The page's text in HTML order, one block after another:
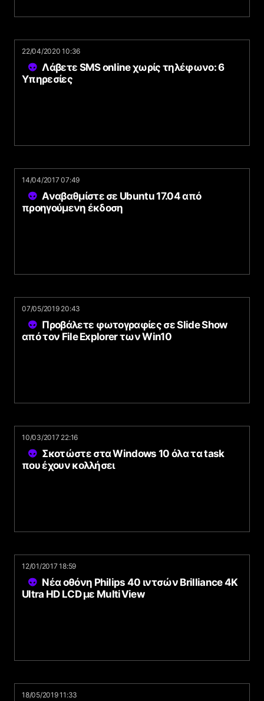
22/04/2020 10:36
Λάβετε SMS online χωρίς τηλέφωνο: 6
Υπηρεσίες
14/04/2017 07:49
Αναβαθμίστε σε Ubuntu 17.04 από
προηγούμενη έκδοση
07/05/2019 20:43
Προβάλετε φωτογραφίες σε Slide Show
από τον File Explorer των Win10
10/03/2017 22:16
Σκοτώστε στα Windows 10 όλα τα task
που έχουν κολλήσει
12/01/2017 18:59
Νέα οθόνη Philips 40 ιντσών Brilliance 4K
Ultra HD LCD με MultiView
18/05/2019 11:33